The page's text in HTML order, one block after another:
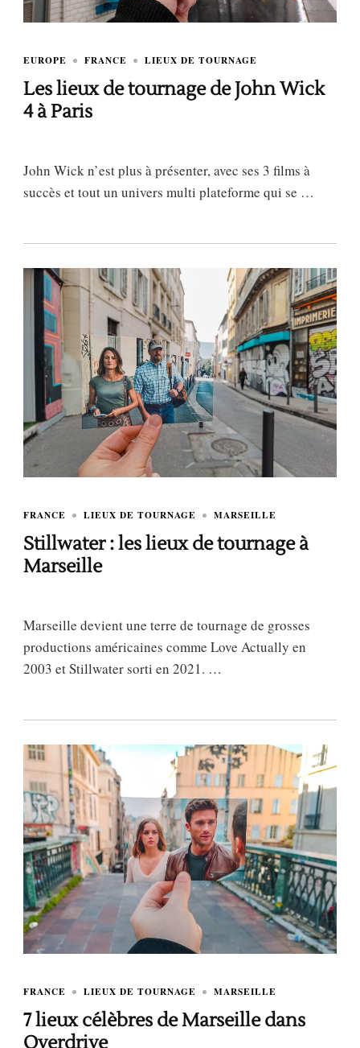
EUROPE FRANCE LIEUX DE TOURNAGE
Les lieux de tournage de John Wick
4 à Paris
John Wick n’est plus à présenter, avec ses 3 films à
succès et tout un univers multi plateforme qui se …
FRANCE LIEUX DE TOURNAGE MARSEILLE
Stillwater : les lieux de tournage à
Marseille
Marseille devient une terre de tournage de grosses
productions américaines comme Love Actually en
2003 et Stillwater sorti en 2021. …
FRANCE LIEUX DE TOURNAGE MARSEILLE
7 lieux célèbres de Marseille dans
Overdrive